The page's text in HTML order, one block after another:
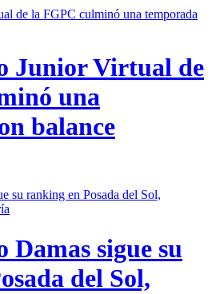
Junior Virtual de
una
balance
Damas sigue su
del Sol,